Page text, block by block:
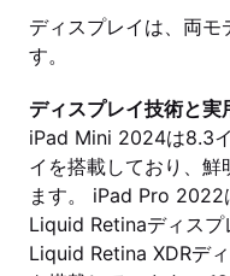
ディスプレイは、両
す。
ディスプレイ技術と実
iPad Mini 2024は8.3
イを搭載しており、鮮
ます。 iPad Pro 2022
Liquid Retinaディスプ
Liquid Retina XDRデ